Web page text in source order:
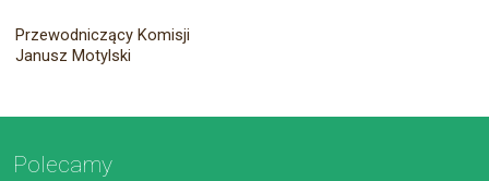
Przewodniczący Komisji
Janusz Motylski
Polecamy